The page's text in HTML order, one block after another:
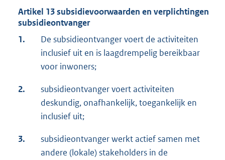
Artikel 13 subsidievoorwaarden en verplichtingen
subsidieontvanger
1.
De subsidieontvanger voert de activiteiten
inclusief uit en is laagdrempelig bereikbaar
voor inwoners;
2.
subsidieontvanger voert activiteiten
deskundig, onafhankelijk, toegankelijk en
inclusief uit;
3.
subsidieontvanger werkt actief samen met
andere (lokale) stakeholders in de